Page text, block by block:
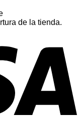
de la tienda.